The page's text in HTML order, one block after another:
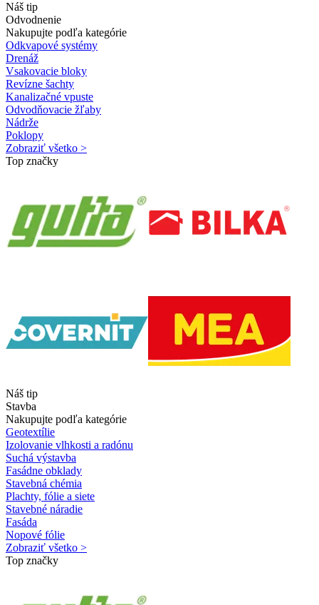
Náš tip
Odvodnenie
Nakupujte podľa kategórie
Odkvapové systémy
Drenáž
Vsakovacie bloky
Revízne šachty
Kanalizačné vpuste
Odvodňovacie žľaby
Nádrže
Poklopy
Zobraziť všetko >
Top značky
Náš tip
Stavba
Nakupujte podľa kategórie
Geotextílie
Izolovanie vlhkosti a radónu
Suchá výstavba
Fasádne obklady
Stavebná chémia
Plachty, fólie a siete
Stavebné náradie
Fasáda
Nopové fólie
Zobraziť všetko >
Top značky